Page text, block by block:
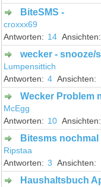
BiteSMS -
croxxx69
14
wecker - snooze/
Lumpensittich
4
Wecker Problem
McEgg
10
Bitesms
Ripstaa
3
Haushaltsbuch